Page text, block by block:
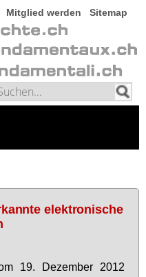
Mitglied werden Sitemap
elektronische
19. De­zem­ber 2012